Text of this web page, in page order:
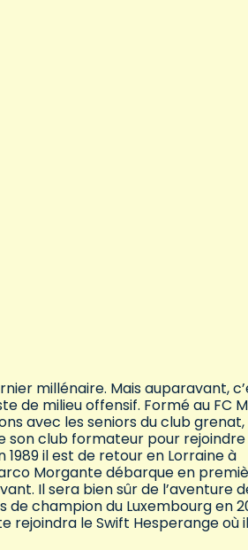
millénaire. Mais auparavant,
de milieu offensif. Formé au FC
avec les seniors du club grenat,
son club formateur pour rejoindre
1989 il est de retour en Lorraine à
Morgante débarque en
Il sera bien sûr de l’aventure
champion du Luxembourg en
rejoindra le Swift Hesperange où il